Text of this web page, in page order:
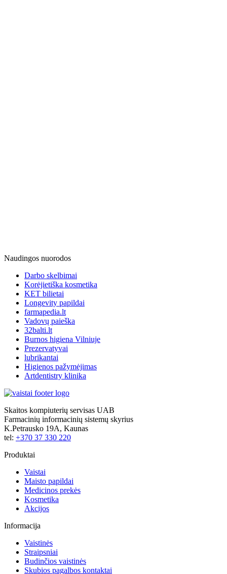
Naudingos nuorodos
Darbo skelbimai
Korėjietiška kosmetika
KET bilietai
Longevity papildai
farmapedia.lt
Vadovų paieška
32balti.lt
Burnos higiena Vilniuje
Prezervatyvai
lubrikantai
Higienos pažymėjimas
Artdentistry klinika
Skaitos kompiuterių servisas UAB
Farmacinių informacinių sistemų skyrius
K.Petrausko 19A, Kaunas
tel: +370 37 330 220
Produktai
Vaistai
Maisto papildai
Medicinos prekės
Kosmetika
Akcijos
Informacija
Vaistinės
Straipsniai
Budinčios vaistinės
Skubios pagalbos kontaktai